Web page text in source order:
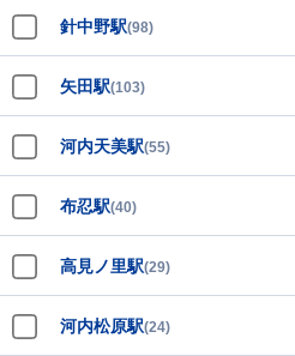
針中野駅(98)
矢田駅(103)
河内天美駅(55)
布忍駅(40)
高見ノ里駅(29)
河内松原駅(24)